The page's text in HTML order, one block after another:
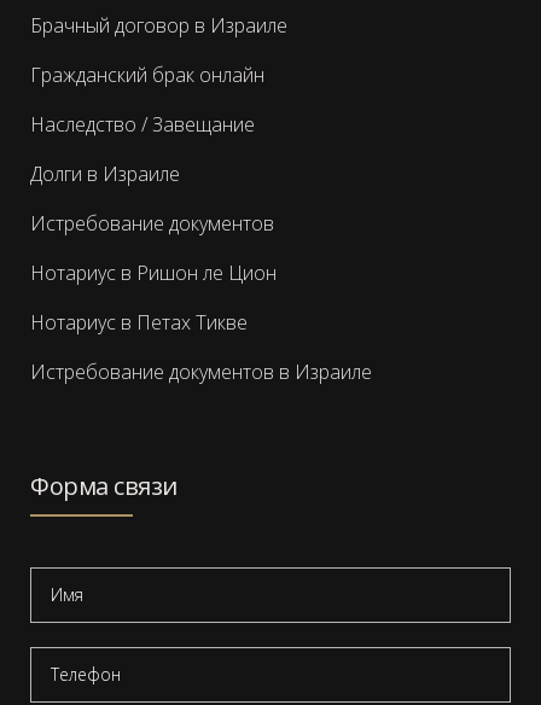
Брачный договор в Израиле
Гражданский брак онлайн
Наследство / Завещание
Долги в Израиле
Истребование документов
Нотариус в Ришон ле Цион
Нотариус в Петах Тикве
Истребование документов в Израиле
Форма связи